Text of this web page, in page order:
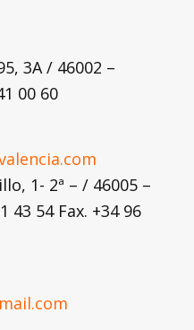
3A / 46002 –
00 60
1- 2ª – / 46005 –
43 54 Fax. +34 96